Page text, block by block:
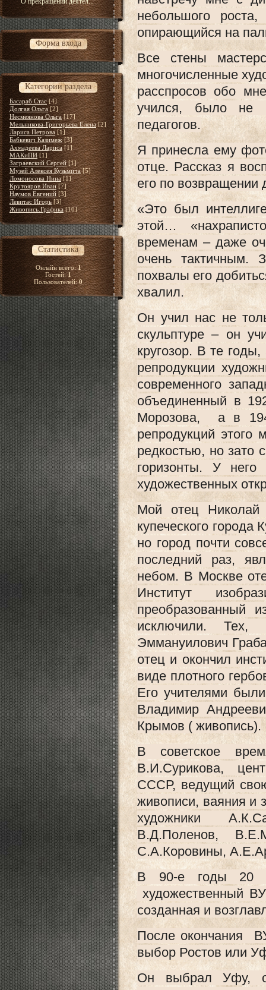
Форма входа
Категории раздела
Басараб Стас [4]
Долгая Ольга [2]
Несмеянова Ольга [17]
Мельникова-Григорьева Елена [2]
Лариса Петрова [1]
Бабкевич Казимеж [3]
Ахмадеева Лариса [1]
МАКиПИ [1]
Заграевский Сергей [1]
Музей Алексея Кузьмича [5]
Ломоносова Нина [1]
Крутояров Иван [7]
Наумов Евгений [3]
Левитас Игорь [3]
Живопись.Графика [10]
Статистика
Онлайн всего:1
Гостей:1
Пользователей:0
небольшого
опирающийся на
Все стены
многочисленные
расспросов обо
учился, было не
педагогов.
Я принесла ему
отце. Рассказ я
его по возвращении
«Это был
этой…
временам – даже
очень тактичным.
похвалы его
хвалил.
Он учил нас не
скульптуре – он
кругозор. В те
репродукции
современного
объединенный в
Морозова, а в
репродукций
редкостью, но зато
горизонты. У
художественных
Мой отец Николай
купеческого города
но город почти
последний раз,
небом. В Москве
Институт
преобразованный
исключили. Тех,
Эммануилович
отец и окончил
виде плотного
Его учителями
Владимир
Крымов ( живопись).
В советское
В.И.Сурикова,
СССР, ведущий
живописи, ваяния и
художники
В.Д.Поленов,
С.А.Коровины,
В 90-е годы 20
художественный
созданная и
После окончания
выбор Ростов или
Он выбрал Уфу,